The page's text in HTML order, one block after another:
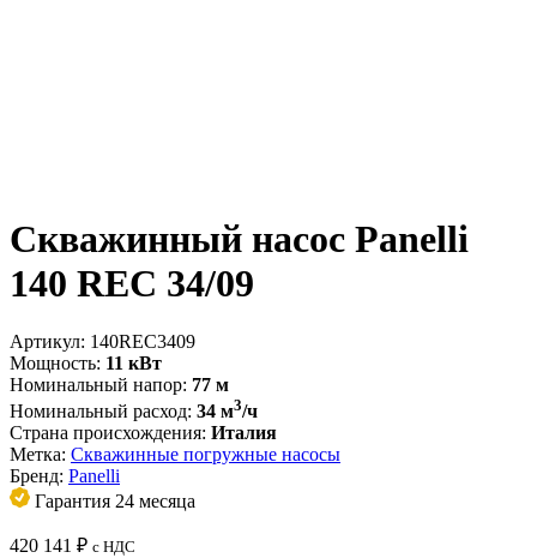
Скважинный насос Panelli
140 REC 34/09
Артикул: 140REC3409
Мощность: 11 кВт
Номинальный напор: 77 м
Номинальный расход: 34 м3/ч
Страна происхождения: Италия
Метка: Скважинные погружные насосы
Бренд: Panelli
Гарантия 24 месяца
420 141 ₽ с НДС